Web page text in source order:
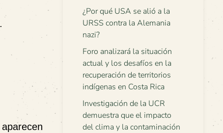
¿Por qué USA se alió a la
URSS contra la Alemania
nazi?
Foro analizará la situación
actual y los desafíos en la
recuperación de territorios
indígenas en Costa Rica
Investigación de la UCR
demuestra que el impacto
del clima y la contaminación